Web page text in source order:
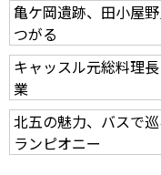
亀ケ岡遺跡、田小屋
つがる
キャッスル元総料理
業
北五の魅力、バスで
ランピオニー